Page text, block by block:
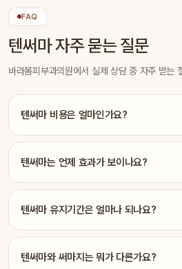
FAQ
텐써마 자주 묻는 질문
바라봄피부과의원에서 실제 상담 중 자주 받는
텐써마 비용은 얼마인가요?
텐써마는 언제 효과가 보이나요?
텐써마 유지기간은 얼마나 되나요?
텐써마와 써마지는 뭐가 다른가요?